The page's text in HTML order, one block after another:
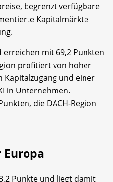
begrenzt verfügbare
Kapitalmärkte
mit 69,2 Punkten
profitiert von hoher
Kapitalzugang und einer
in Unternehmen.
die DACH-Region
Punkte und liegt damit